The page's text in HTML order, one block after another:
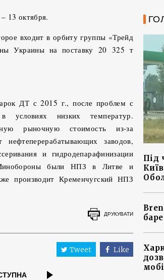
13 октября.
входит в орбиту группы «Трейд
Украины на поставку 20 325 т
ДТ с 2015 г., после проблем с
условиях низких температур.
рыночную стоимость из-за
заводов,
и гидродепарафинизации
Минобороны были НПЗ в Литве и
производит Кременчугский НПЗ
ДРУКУВАТИ
Tweet Like
Під